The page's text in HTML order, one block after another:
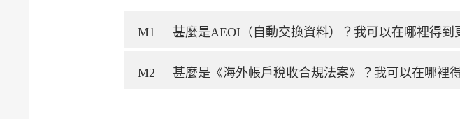
M1 甚麼是AEOI（自動交換資料）？我可以在哪裡得到
M2 甚麼是《海外帳戶稅收合規法案》？我可以在哪裡